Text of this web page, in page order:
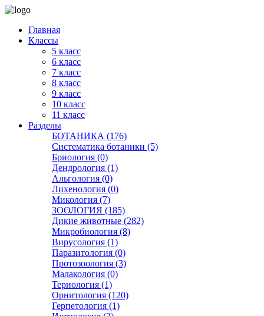
Главная
Классы
5 класс
6 класс
7 класс
8 класс
9 класс
10 класс
11 класс
Разделы
БОТАНИКА (176)
Систематика ботаники (5)
Бриология (0)
Дендрология (1)
Альгология (0)
Лихенология (0)
Микология (7)
ЗООЛОГИЯ (185)
Дикие животные (282)
Микробиология (8)
Вирусология (1)
Паразитология (0)
Протозоология (3)
Малакология (0)
Териология (1)
Орнитология (120)
Герпетология (1)